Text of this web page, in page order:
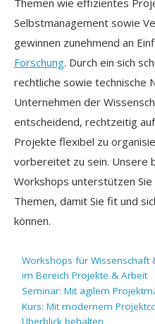
Themen wie effizientes
Selbstmanagement sowie
gewinnen zunehmend an
Forschung. Durch ein sich
rechtliche sowie technische
Unternehmen der
entscheidend, rechtzeitig
Projekte flexibel zu
vorbereitet zu sein. Unsere
Workshops unterstützen
Themen, damit Sie fit und
können.
Workshops für Wissenschaft
im Bereich Projekte & Arbeit
Seminar: Mit agilem
Kurs: Mit modernem
Überblick behalten